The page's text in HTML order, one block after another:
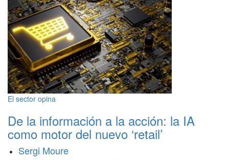
El sector opina
De la información a la acción: la IA
como motor del nuevo ‘retail’
Sergi Moure